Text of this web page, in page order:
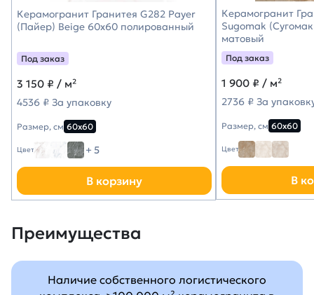
Керамогранит Гранитея G282 Payer
(Пайер) Beige 60х60 полированный
Под заказ
3 150 ₽ / м²
4536 ₽ За упаковку
Размер, см 60х60
Цвет + 5
В корзину
Керамогранит
Sugomak
матовый
Под заказ
1 900 ₽ / м²
2736 ₽ За
Размер, см 60х60
Цвет
В
Преимущества
Наличие собственного логистического